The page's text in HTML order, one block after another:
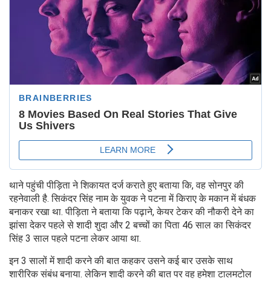
थाने पहुंची पीड़िता ने शिकायत दर्ज कराते हुए बताया कि, वह सोनपुर की
रहनेवाली है. सिकंदर सिंह नाम के युवक ने पटना में किराए के मकान में बंधक
बनाकर रखा था. पीड़िता ने बताया कि पढ़ाने, केयर टेकर की नौकरी देने का
झांसा देकर पहले से शादी शुदा और 2 बच्चों का पिता 46 साल का सिकंदर
सिंह 3 साल पहले पटना लेकर आया था.
इन 3 सालों में शादी करने की बात कहकर उसने कई बार उसके साथ
शारीरिक संबंध बनाया. लेकिन शादी करने की बात पर वह हमेशा टालमटोल